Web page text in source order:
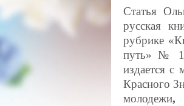
Статья
русская
рубрике
путь» №
издается
Красного
молодежи,